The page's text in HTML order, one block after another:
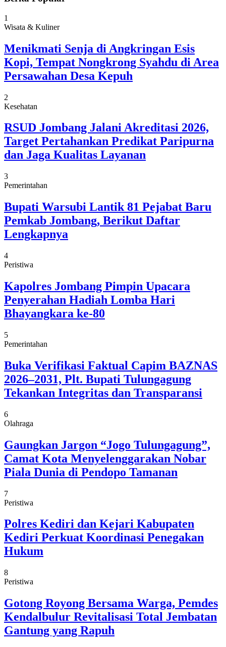
1
Wisata & Kuliner
Menikmati Senja di Angkringan Esis
Kopi, Tempat Nongkrong Syahdu di Area
Persawahan Desa Kepuh
2
Kesehatan
RSUD Jombang Jalani Akreditasi 2026,
Target Pertahankan Predikat Paripurna
dan Jaga Kualitas Layanan
3
Pemerintahan
Bupati Warsubi Lantik 81 Pejabat Baru
Pemkab Jombang, Berikut Daftar
Lengkapnya
4
Peristiwa
Kapolres Jombang Pimpin Upacara
Penyerahan Hadiah Lomba Hari
Bhayangkara ke-80
5
Pemerintahan
Buka Verifikasi Faktual Capim BAZNAS
2026–2031, Plt. Bupati Tulungagung
Tekankan Integritas dan Transparansi
6
Olahraga
Gaungkan Jargon “Jogo Tulungagung”,
Camat Kota Menyelenggarakan Nobar
Piala Dunia di Pendopo Tamanan
7
Peristiwa
Polres Kediri dan Kejari Kabupaten
Kediri Perkuat Koordinasi Penegakan
Hukum
8
Peristiwa
Gotong Royong Bersama Warga, Pemdes
Kendalbulur Revitalisasi Total Jembatan
Gantung yang Rapuh